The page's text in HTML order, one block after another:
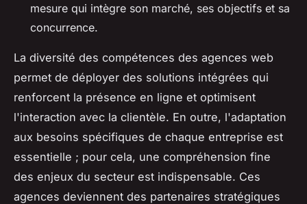
mesure qui intègre son marché, ses objectifs et sa
concurrence.
La diversité des compétences des agences web
permet de déployer des solutions intégrées qui
renforcent la présence en ligne et optimisent
l'interaction avec la clientèle. En outre, l'adaptation
aux besoins spécifiques de chaque entreprise est
essentielle ; pour cela, une compréhension fine
des enjeux du secteur est indispensable. Ces
agences deviennent des partenaires stratégiques